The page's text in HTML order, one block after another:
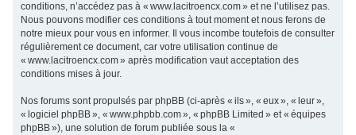
conditions, n’accédez pas à « www.lacitroencx.com » et ne l’utilisez pas.
Nous pouvons modifier ces conditions à tout moment et nous ferons de
notre mieux pour vous en informer. Il vous incombe toutefois de consulter
régulièrement ce document, car votre utilisation continue de
« www.lacitroencx.com » après modification vaut acceptation des
conditions mises à jour.
Nos forums sont propulsés par phpBB (ci-après « ils », « eux », « leur »,
« logiciel phpBB », « www.phpbb.com », « phpBB Limited » et « équipes
phpBB »), une solution de forum publiée sous la «